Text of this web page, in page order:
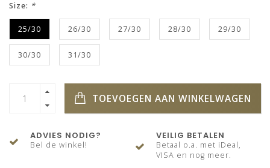
Size: *
25/30 26/30 27/30 28/30 29/30
30/30 31/30
TOEVOEGEN AAN WINKELWAGEN
ADVIES NODIG?
Bel de winkel!
VEILIG BETALEN
Betaal o.a. met iDeal,
VISA en nog meer.